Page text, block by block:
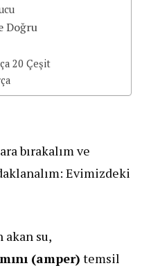
Doğru
20 Çeşit
bırakalım ve
Evimizdeki
akan su,
(amper) temsil